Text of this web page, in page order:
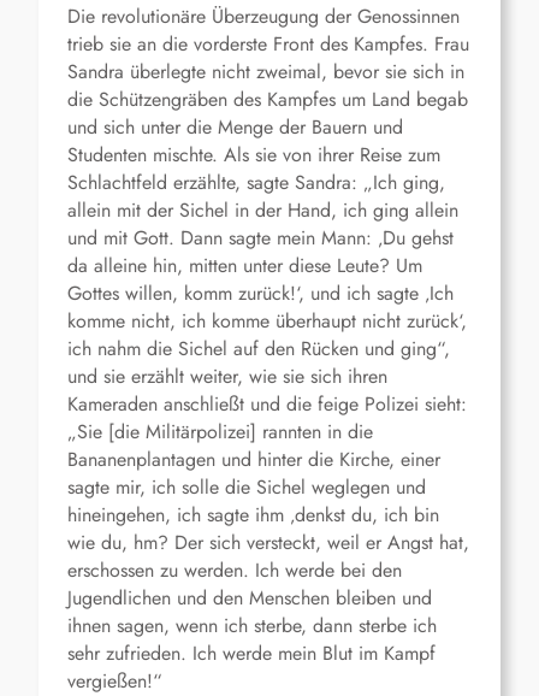
Die revolutionäre Überzeugung der Genossinnen
trieb sie an die vorderste Front des Kampfes. Frau
Sandra überlegte nicht zweimal, bevor sie sich in
die Schützengräben des Kampfes um Land begab
und sich unter die Menge der Bauern und
Studenten mischte. Als sie von ihrer Reise zum
Schlachtfeld erzählte, sagte Sandra: „Ich ging,
allein mit der Sichel in der Hand, ich ging allein
und mit Gott. Dann sagte mein Mann: ‚Du gehst
da alleine hin, mitten unter diese Leute? Um
Gottes willen, komm zurück!‘, und ich sagte ‚Ich
komme nicht, ich komme überhaupt nicht zurück‘,
ich nahm die Sichel auf den Rücken und ging“,
und sie erzählt weiter, wie sie sich ihren
Kameraden anschließt und die feige Polizei sieht:
„Sie [die Militärpolizei] rannten in die
Bananenplantagen und hinter die Kirche, einer
sagte mir, ich solle die Sichel weglegen und
hineingehen, ich sagte ihm ‚denkst du, ich bin
wie du, hm? Der sich versteckt, weil er Angst hat,
erschossen zu werden. Ich werde bei den
Jugendlichen und den Menschen bleiben und
ihnen sagen, wenn ich sterbe, dann sterbe ich
sehr zufrieden. Ich werde mein Blut im Kampf
vergießen!“